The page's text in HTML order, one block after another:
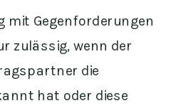
mit Gegenforderungen
zulässig, wenn der
die
hat oder diese